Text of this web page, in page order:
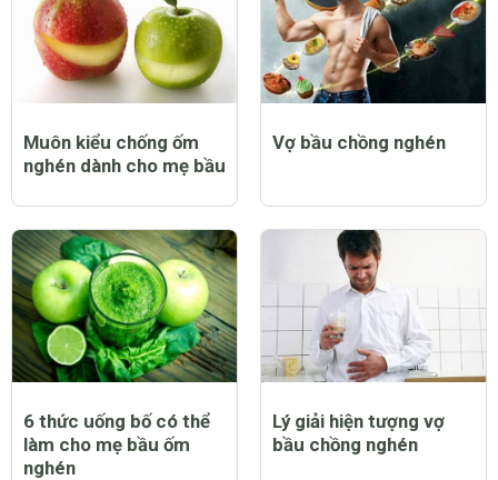
Muôn kiểu chống ốm
nghén dành cho mẹ bầu
Vợ bầu chồng nghén
6 thức uống bố có thể
làm cho mẹ bầu ốm
nghén
Lý giải hiện tượng vợ
bầu chồng nghén